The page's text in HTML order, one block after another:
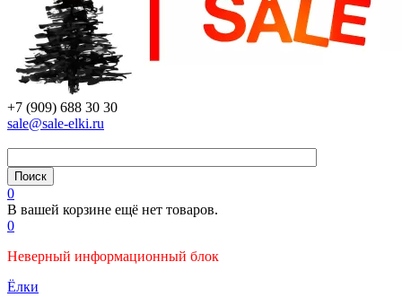
+7 (909) 688 30 30
sale@sale-elki.ru
0
В вашей корзине ещё нет товаров.
0
Неверный информационный блок
Ёлки